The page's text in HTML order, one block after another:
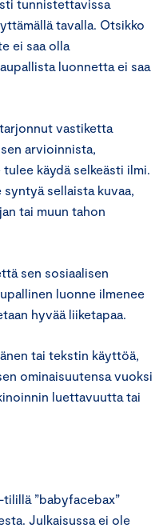
tunnistettavissa
tavalla. Otsikko
ei saa olla
luonnetta ei saa
vastiketta
arvioinnista,
käydä selkeästi ilmi.
sellaista kuvaa,
tai muun tahon
sen sosiaalisen
luonne ilmenee
hyvää liiketapaa.
tai tekstin käyttöä,
ominaisuutensa vuoksi
luettavuutta tai
”babyfacebax”
Julkaisussa ei ole